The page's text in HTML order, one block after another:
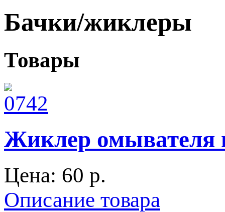
Бачки/жиклеры
Товары
Жиклер омывателя
Цена: 60 p.
Описание товара